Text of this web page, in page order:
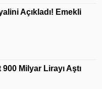
Açıkladı! Emekli
Milyar Lirayı Aştı